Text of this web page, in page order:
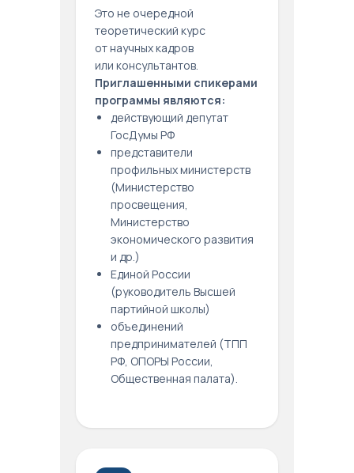
Это не очередной
теоретический курс
от научных кадров
или консультантов.
Приглашенными спикерами
программы являются:
действующий депутат
ГосДумы РФ
представители
профильных министерств
(Министерство
просвещения,
Министерство
экономического развития
и др.)
Единой России
(руководитель Высшей
партийной школы)
объединений
предпринимателей (ТПП
РФ, ОПОРЫ России,
Общественная палата).